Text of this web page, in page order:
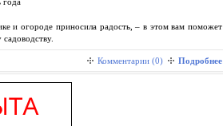
и огороде приносила радость, – в этом вам поможет
Комментарии (0) Подробнее